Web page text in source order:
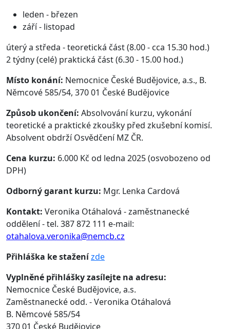
leden - březen
září - listopad
úterý a středa - teoretická část (8.00 - cca 15.30 hod.)
2 týdny (celé) praktická část (6.30 - 15.00 hod.)
Místo konání: Nemocnice České Budějovice, a.s., B.
Němcové 585/54, 370 01 České Budějovice
Způsob ukončení: Absolvování kurzu, vykonání
teoretické a praktické zkoušky před zkušební komisí.
Absolvent obdrží Osvědčení MZ ČR.
Cena kurzu: 6.000 Kč od ledna 2025 (osvobozeno od
DPH)
Odborný garant kurzu: Mgr. Lenka Cardová
Kontakt: Veronika Otáhalová - zaměstnanecké
oddělení - tel. 387 872 111 e-mail:
otahalova.veronika@nemcb.cz
Přihláška ke staženízde
Vyplněné přihlášky zasílejte na adresu:
Nemocnice České Budějovice, a.s.
Zaměstnanecké odd. - Veronika Otáhalová
B. Němcové 585/54
370 01 České Budějovice